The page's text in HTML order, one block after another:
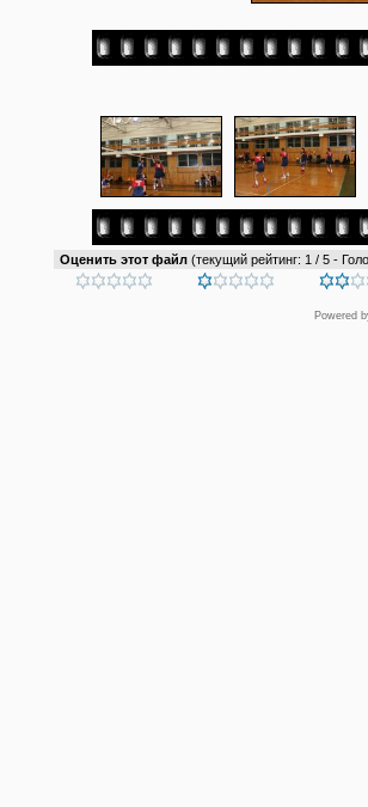
Оценить этот файл (текущий рейтинг: 1 / 5 -
Powered